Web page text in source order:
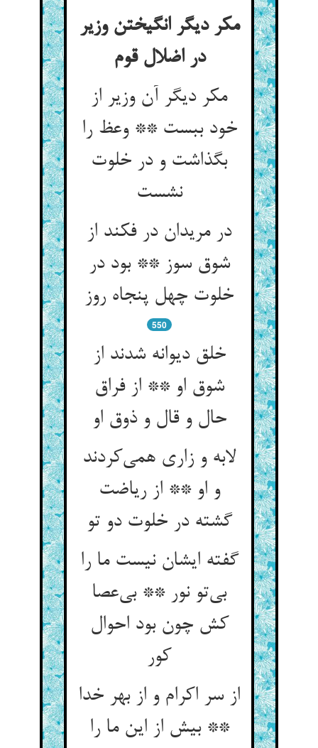
مکر دیگر انگیختن وزیر
در اضلال قوم
مکر دیگر آن وزیر از
خود ببست ** وعظ را
بگذاشت و در خلوت
نشست‌‌
در مریدان در فکند از
شوق سوز ** بود در
خلوت چهل پنجاه روز
550
خلق دیوانه شدند از
شوق او ** از فراق
حال و قال و ذوق او
لابه و زاری همی‌‌کردند
و او ** از ریاضت
گشته در خلوت دو تو
گفته ایشان نیست ما را
بی‌‌تو نور ** بی‌‌عصا
کش چون بود احوال
کور
از سر اکرام و از بهر خدا
** بیش از این ما را